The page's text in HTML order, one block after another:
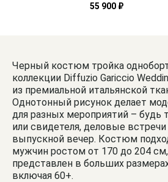
55 900 ₽
Черный костюм тройка
коллекции Diffuzio Gariccio
из премиальной итальянской
Однотонный рисунок делает
для разных мероприятий – будь
или свидетеля, деловые
выпускной вечер. Костюм
мужчин ростом от 170 до 204
представлен в больших
включая 60+.